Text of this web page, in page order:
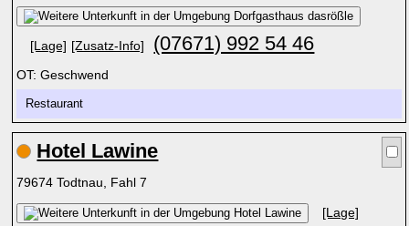
[Lage] [Zusatz-Info] (07671) 992 54 46
OT: Geschwend
Restaurant
Hotel Lawine
79674 Todtnau, Fahl 7
[Lage]